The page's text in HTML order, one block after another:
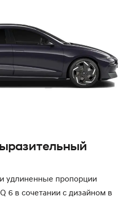
удлиненные пропорции
6 в сочетании с дизайном в